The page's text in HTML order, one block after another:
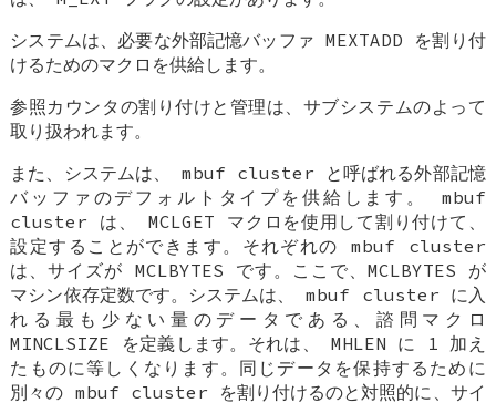
システムは、必要な外部記憶バッファMEXTADD を割り付
けるためのマクロを供給します。
参照カウンタの割り付けと管理は、サブシステムのよって
取り扱われます。
また、システムは、 mbuf cluster と呼ばれる外部記憶
バッファのデフォルトタイプを供給します。 mbuf
cluster は、MCLGET マクロを使用して割り付けて、
設定することができます。それぞれのmbuf cluster
は、サイズがMCLBYTES です。ここで、MCLBYTES が
マシン依存定数です。システムは、mbuf cluster に入
れる最も少ない量のデータである、諮問マクロ
MINCLSIZE を定義します。それは、MHLEN に 1 加え
たものに等しくなります。同じデータを保持するために
別々の mbuf cluster を割り付けるのと対照的に、サイ